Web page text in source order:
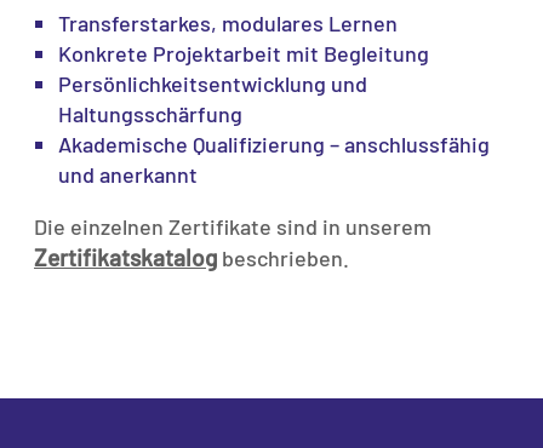
Transferstarkes, modulares Lernen
Konkrete Projektarbeit mit Begleitung
Persönlichkeitsentwicklung und
Haltungsschärfung
Akademische Qualifizierung – anschlussfähig
und anerkannt
Die einzelnen Zertifikate sind in unserem
Zertifikatskatalog beschrieben.